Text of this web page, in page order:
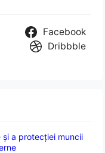
Facebook
Dribbble
a protecției muncii